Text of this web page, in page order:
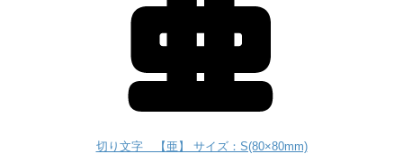
切り文字 【亜】 サイズ：S(80×80mm)